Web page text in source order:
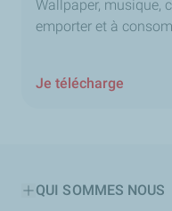
Wallpaper, musique,
emporter et à
Je télécharge
QUI SOMMES NOUS